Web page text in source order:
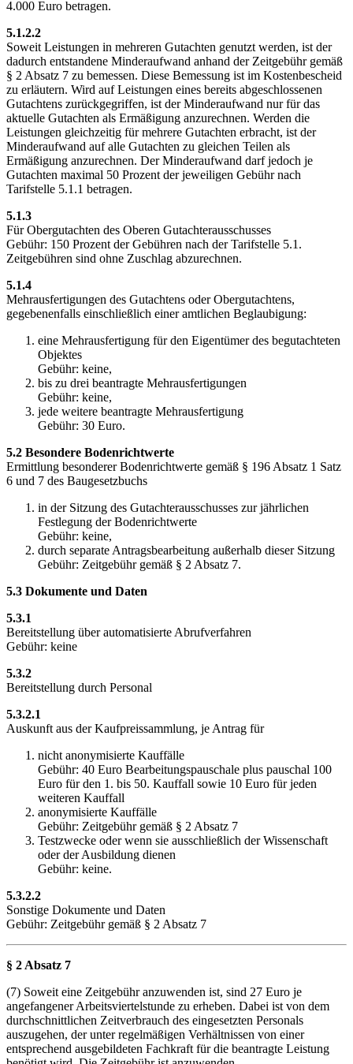
4.000 Euro betragen.
5.1.2.2
Soweit Leistungen in mehreren Gutachten genutzt werden, ist der
dadurch entstandene Minderaufwand anhand der Zeitgebühr gemäß
§ 2 Absatz 7 zu bemessen. Diese Bemessung ist im Kostenbescheid
zu erläutern. Wird auf Leistungen eines bereits abgeschlossenen
Gutachtens zurückgegriffen, ist der Minderaufwand nur für das
aktuelle Gutachten als Ermäßigung anzurechnen. Werden die
Leistungen gleichzeitig für mehrere Gutachten erbracht, ist der
Minderaufwand auf alle Gutachten zu gleichen Teilen als
Ermäßigung anzurechnen. Der Minderaufwand darf jedoch je
Gutachten maximal 50 Prozent der jeweiligen Gebühr nach
Tarifstelle 5.1.1 betragen.
5.1.3
Für Obergutachten des Oberen Gutachterausschusses
Gebühr: 150 Prozent der Gebühren nach der Tarifstelle 5.1.
Zeitgebühren sind ohne Zuschlag abzurechnen.
5.1.4
Mehrausfertigungen des Gutachtens oder Obergutachtens,
gegebenenfalls einschließlich einer amtlichen Beglaubigung:
eine Mehrausfertigung für den Eigentümer des begutachteten
Objektes
Gebühr: keine,
bis zu drei beantragte Mehrausfertigungen
Gebühr: keine,
jede weitere beantragte Mehrausfertigung
Gebühr: 30 Euro.
5.2 Besondere Bodenrichtwerte
Ermittlung besonderer Bodenrichtwerte gemäß § 196 Absatz 1 Satz
6 und 7 des Baugesetzbuchs
in der Sitzung des Gutachterausschusses zur jährlichen
Festlegung der Bodenrichtwerte
Gebühr: keine,
durch separate Antragsbearbeitung außerhalb dieser Sitzung
Gebühr: Zeitgebühr gemäß § 2 Absatz 7.
5.3 Dokumente und Daten
5.3.1
Bereitstellung über automatisierte Abrufverfahren
Gebühr: keine
5.3.2
Bereitstellung durch Personal
5.3.2.1
Auskunft aus der Kaufpreissammlung, je Antrag für
nicht anonymisierte Kauffälle
Gebühr: 40 Euro Bearbeitungspauschale plus pauschal 100
Euro für den 1. bis 50. Kauffall sowie 10 Euro für jeden
weiteren Kauffall
anonymisierte Kauffälle
Gebühr: Zeitgebühr gemäß § 2 Absatz 7
Testzwecke oder wenn sie ausschließlich der Wissenschaft
oder der Ausbildung dienen
Gebühr: keine.
5.3.2.2
Sonstige Dokumente und Daten
Gebühr: Zeitgebühr gemäß § 2 Absatz 7
§ 2 Absatz 7
(7) Soweit eine Zeitgebühr anzuwenden ist, sind 27 Euro je
angefangener Arbeitsviertelstunde zu erheben. Dabei ist von dem
durchschnittlichen Zeitverbrauch des eingesetzten Personals
auszugehen, der unter regelmäßigen Verhältnissen von einer
entsprechend ausgebildeten Fachkraft für die beantragte Leistung